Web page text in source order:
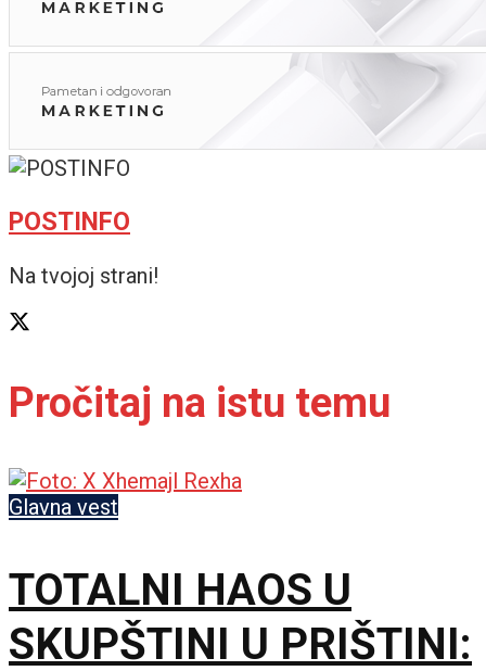
POSTINFO
Na tvojoj strani!
Pročitaj na istu temu
Glavna vest
TOTALNI HAOS U
SKUPŠTINI U PRIŠTINI: